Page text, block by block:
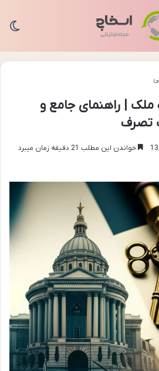
| راهنمای جامع و
تصرف
خواندن این مطلب 21 دقیقه زمان میبرد